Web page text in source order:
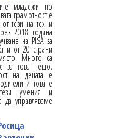
младежи по
грамотност е
тези на техни
2018 година
на PISA за
и от 20 страни
Много са
за това нещо.
на децата е
и това е
умения и
управляваме